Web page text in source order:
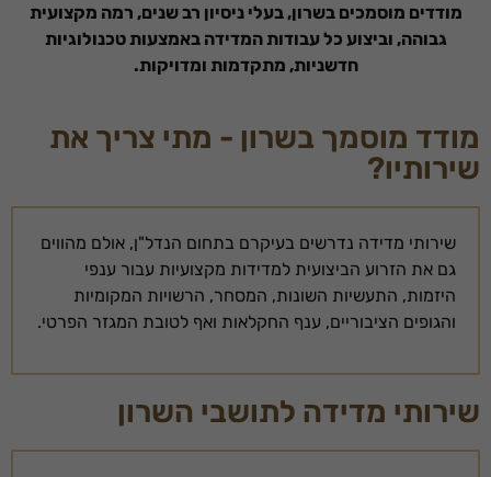
מודדים מוסמכים בשרון, בעלי ניסיון רב שנים, רמה מקצועית
גבוהה, וביצוע כל עבודות המדידה באמצעות טכנולוגיות
חדשניות, מתקדמות ומדויקות.
מודד מוסמך בשרון - מתי צריך את
שירותיו?
שירותי מדידה נדרשים בעיקרם בתחום הנדל"ן, אולם מהווים
גם את הזרוע הביצועית למדידות מקצועיות עבור ענפי
היזמות, התעשיות השונות, המסחר, הרשויות המקומיות
והגופים הציבוריים, ענף החקלאות ואף לטובת המגזר הפרטי.
שירותי מדידה לתושבי השרון